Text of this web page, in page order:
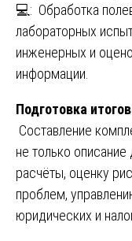
💻: Обработка
лабораторных
инженерных и
информации.
Подготовка
Составление
не только
расчёты, оценку
проблем,
юридических и